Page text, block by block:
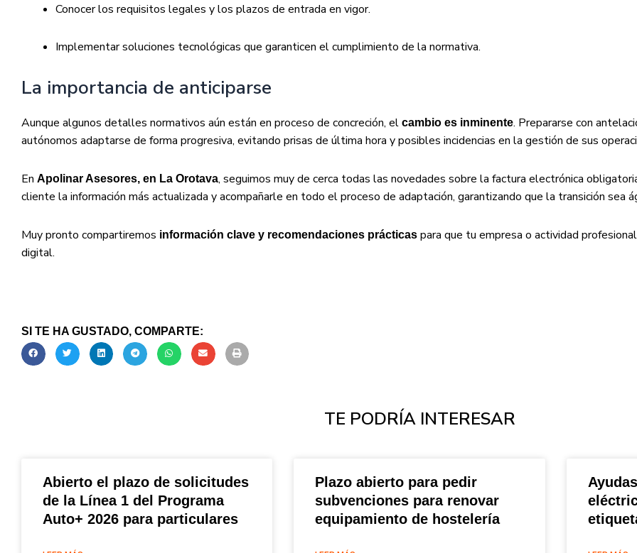
Conocer los requisitos legales y los plazos de entrada en vigor.
Implementar soluciones tecnológicas que garanticen el cumplimiento de la normativa.
La importancia de anticiparse
Aunque algunos detalles normativos aún están en proceso de concreción, el cambio es inminente. Prepararse con
autónomos adaptarse de forma progresiva, evitando prisas de última hora y posibles incidencias en la gestión de sus
En Apolinar Asesores, en La Orotava, seguimos muy de cerca todas las novedades sobre la factura electrónica
cliente la información más actualizada y acompañarle en todo el proceso de adaptación, garantizando que la transición sea
Muy pronto compartiremos información clave y recomendaciones prácticas para que tu empresa o actividad
digital.
SI TE HA GUSTADO, COMPARTE:
TE PODRÍA INTERESAR
Abierto el plazo de solicitudes
de la Línea 1 del Programa
Auto+ 2026 para particulares
Plazo abierto para pedir
subvenciones para renovar
equipamiento de hostelería